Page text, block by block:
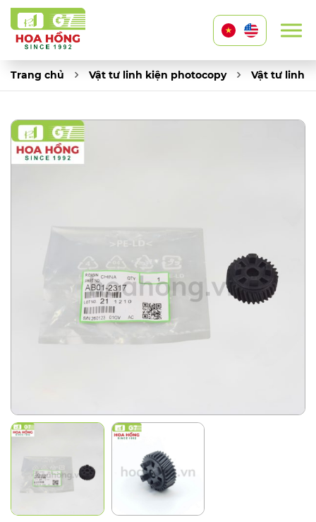
Trang chủ Vật tư linh kiện photocopy Vật tư linh